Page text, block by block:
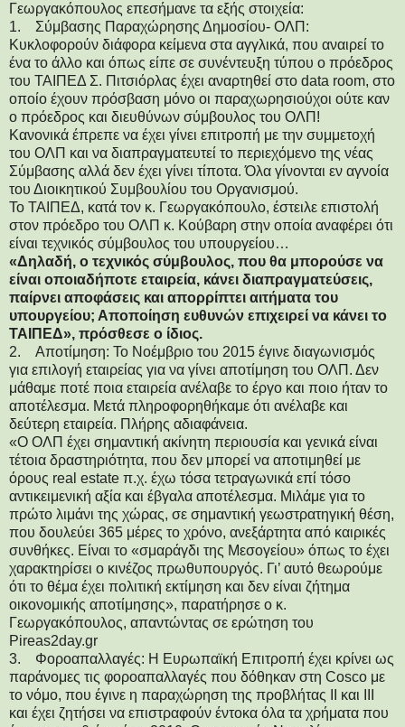
Γεωργακόπουλος επεσήμανε τα εξής στοιχεία:
1. Σύμβασης Παραχώρησης Δημοσίου- ΟΛΠ:
Κυκλοφορούν διάφορα κείμενα στα αγγλικά, που αναιρεί το
ένα το άλλο και όπως είπε σε συνέντευξη τύπου ο πρόεδρος
του ΤΑΙΠΕΔ Σ. Πιτσιόρλας έχει αναρτηθεί στο data room, στο
οποίο έχουν πρόσβαση μόνο οι παραχωρησιούχοι ούτε καν
ο πρόεδρος και διευθύνων σύμβουλος του ΟΛΠ!
Κανονικά έπρεπε να έχει γίνει επιτροπή με την συμμετοχή
του ΟΛΠ και να διαπραγματευτεί το περιεχόμενο της νέας
Σύμβασης αλλά δεν έχει γίνει τίποτα. Όλα γίνονται εν αγνοία
του Διοικητικού Συμβουλίου του Οργανισμού.
Το ΤΑΙΠΕΔ, κατά τον κ. Γεωργακόπουλο, έστειλε επιστολή
στον πρόεδρο του ΟΛΠ κ. Κούβαρη στην οποία αναφέρει ότι
είναι τεχνικός σύμβουλος του υπουργείου…
«Δηλαδή, ο τεχνικός σύμβουλος, που θα μπορούσε να
είναι οποιαδήποτε εταιρεία, κάνει διαπραγματεύσεις,
παίρνει αποφάσεις και απορρίπτει αιτήματα του
υπουργείου; Αποποίηση ευθυνών επιχειρεί να κάνει το
ΤΑΙΠΕΔ», πρόσθεσε ο ίδιος.
2. Αποτίμηση: Το Νοέμβριο του 2015 έγινε διαγωνισμός
για επιλογή εταιρείας για να γίνει αποτίμηση του ΟΛΠ. Δεν
μάθαμε ποτέ ποια εταιρεία ανέλαβε το έργο και ποιο ήταν το
αποτέλεσμα. Μετά πληροφορηθήκαμε ότι ανέλαβε και
δεύτερη εταιρεία. Πλήρης αδιαφάνεια.
«Ο ΟΛΠ έχει σημαντική ακίνητη περιουσία και γενικά είναι
τέτοια δραστηριότητα, που δεν μπορεί να αποτιμηθεί με
όρους real estate π.χ. έχω τόσα τετραγωνικά επί τόσο
αντικειμενική αξία και έβγαλα αποτέλεσμα. Μιλάμε για το
πρώτο λιμάνι της χώρας, σε σημαντική γεωστρατηγική θέση,
που δουλεύει 365 μέρες το χρόνο, ανεξάρτητα από καιρικές
συνθήκες. Είναι το «σμαράγδι της Μεσογείου» όπως το έχει
χαρακτηρίσει ο κινέζος πρωθυπουργός. Γι’ αυτό θεωρούμε
ότι το θέμα έχει πολιτική εκτίμηση και δεν είναι ζήτημα
οικονομικής αποτίμησης», παρατήρησε ο κ.
Γεωργακόπουλος, απαντώντας σε ερώτηση του
Pireas2day.gr
3. Φοροαπαλλαγές: Η Ευρωπαϊκή Επιτροπή έχει κρίνει ως
παράνομες τις φοροαπαλλαγές που δόθηκαν στη Cosco με
το νόμο, που έγινε η παραχώρηση της προβλήτας ΙΙ και ΙΙΙ
και έχει ζητήσει να επιστραφούν έντοκα όλα τα χρήματα που